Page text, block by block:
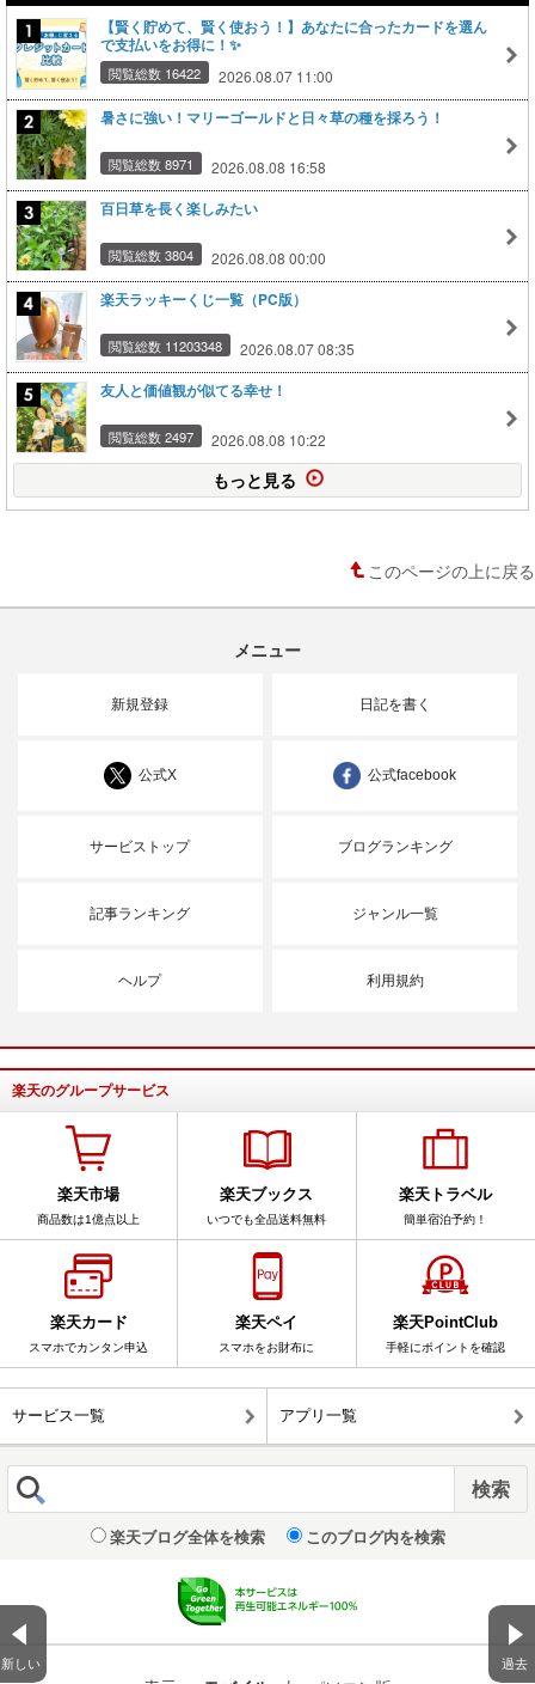
新しい 過去
【賢く貯めて、賢く使おう！】あなたに合ったカードを選ん
で支払いをお得に！✨
閲覧総数 16422 2026.08.07 11:00
暑さに強い！マリーゴールドと日々草の種を採ろう！
閲覧総数 8971 2026.08.08 16:58
百日草を長く楽しみたい
閲覧総数 3804 2026.08.08 00:00
楽天ラッキーくじ一覧（PC版）
閲覧総数 11203348 2026.08.07 08:35
友人と価値観が似てる幸せ！
閲覧総数 2497 2026.08.08 10:22
もっと見る
このページの上に戻る
メニュー
新規登録 日記を書く
公式X 公式facebook
サービストップ ブログランキング
記事ランキング ジャンル一覧
ヘルプ 利用規約
楽天のグループサービス
楽天市場
商品数は1億点以上
楽天ブックス
いつでも全品送料無料
楽天トラベル
簡単宿泊予約！
楽天カード
スマホでカンタン申込
楽天ペイ
スマホをお財布に
楽天PointClub
手軽にポイントを確認
サービス一覧 アプリ一覧
楽天ブログ全体を検索 このブログ内を検索